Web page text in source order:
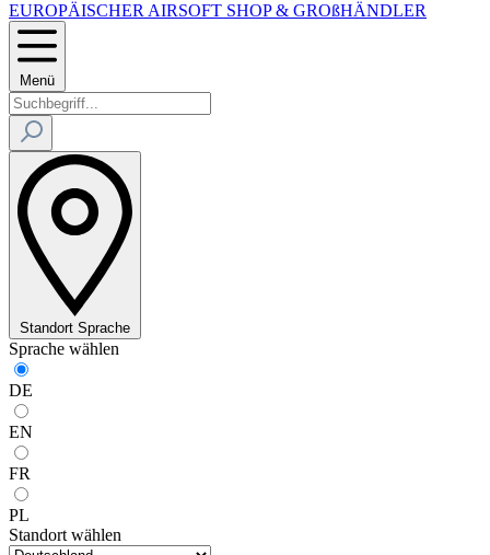
EUROPÄISCHER AIRSOFT SHOP & GROßHÄNDLER
Menü
Standort Sprache
Sprache wählen
DE
EN
FR
PL
Standort wählen